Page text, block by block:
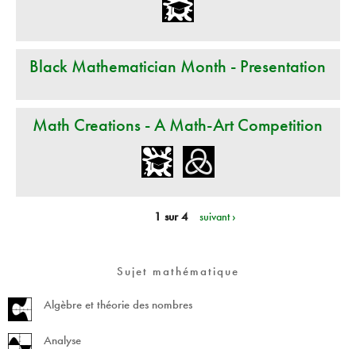
Black Mathematician Month - Presentation
Math Creations - A Math-Art Competition
1 sur 4 suivant ›
Sujet mathématique
Algèbre et théorie des nombres
Analyse